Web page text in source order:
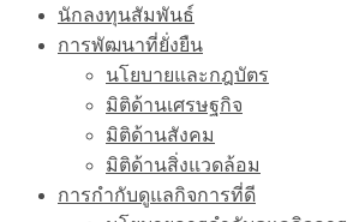
นักลงทุนสัมพันธ์
การพัฒนาที่ยั่งยืน
นโยบายและกฎบัตร
มิติด้านเศรษฐกิจ
มิติด้านสังคม
มิติด้านสิ่งแวดล้อม
การกำกับดูแลกิจการที่ดี